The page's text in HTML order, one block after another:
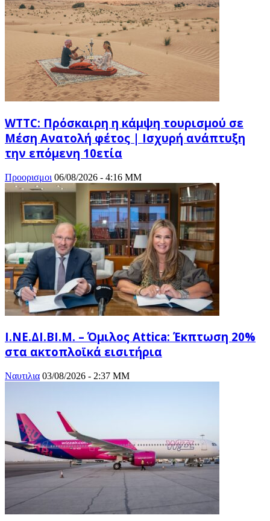
WTTC: Πρόσκαιρη η κάμψη τουρισμού σε
Μέση Ανατολή φέτος | Ισχυρή ανάπτυξη
την επόμενη 10ετία
Προορισμοι 06/08/2026 - 4:16 ΜΜ
Ι.ΝΕ.ΔΙ.ΒΙ.Μ. – Όμιλος Attica: Έκπτωση 20%
στα ακτοπλοϊκά εισιτήρια
Ναυτιλια 03/08/2026 - 2:37 ΜΜ